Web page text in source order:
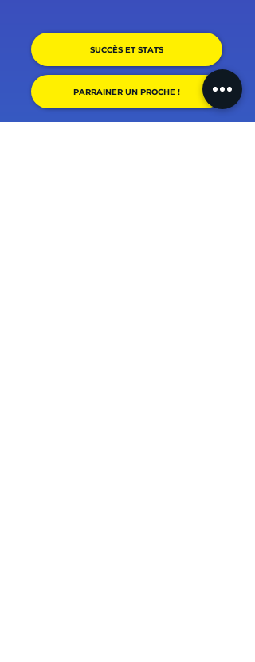
SUCCÈS ET STATS
PARRAINER UN PROCHE !